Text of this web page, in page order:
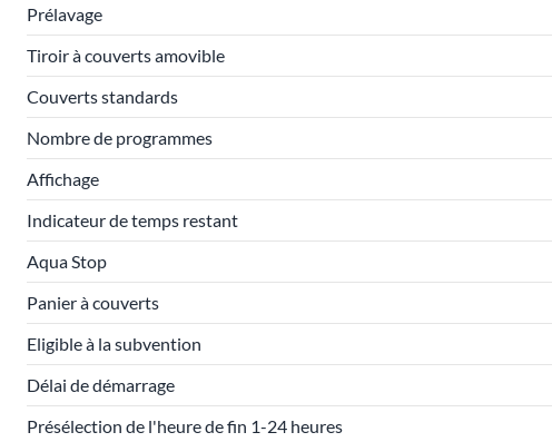
Prélavage
Tiroir à couverts amovible
Couverts standards
Nombre de programmes
Affichage
Indicateur de temps restant
Aqua Stop
Panier à couverts
Eligible à la subvention
Délai de démarrage
Présélection de l'heure de fin 1-24 heures